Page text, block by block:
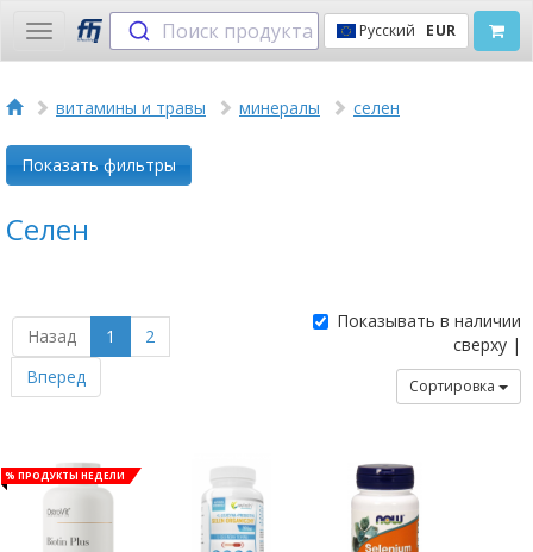
Toggle
navigation
Поиск продукта Русский EUR
витамины и травы минералы селен
Показать фильтры
Селен
Назад 1
2
Вперед
Показывать в наличии
сверху |
Сортировка
% Продукты недели